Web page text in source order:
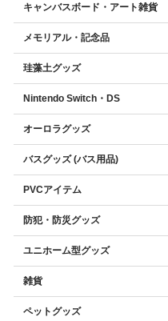
キャンバスボード・アート雑貨
メモリアル・記念品
珪藻土グッズ
Nintendo Switch・DS
オーロラグッズ
バスグッズ (バス用品)
PVCアイテム
防犯・防災グッズ
ユニホーム型グッズ
雑貨
ペットグッズ